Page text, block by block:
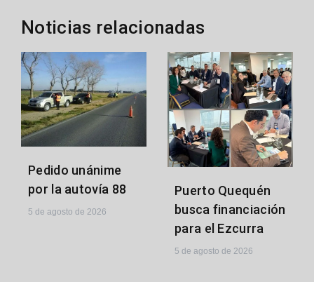
Noticias relacionadas
Pedido unánime
por la autovía 88
5 de agosto de 2026
Puerto Quequén
busca financiación
para el Ezcurra
5 de agosto de 2026